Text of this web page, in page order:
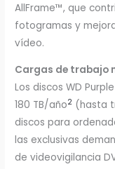
AllFrame™, que
fotogramas y
vídeo.
Cargas de trabajo
Los discos WD
180 TB/año2 (hasta
discos para
las exclusivas
de videovigilancia